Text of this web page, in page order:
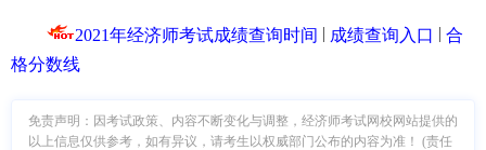
2021年经济师考试成绩查询时间 | 成绩查询入口 | 合
格分数线
免责声明：因考试政策、内容不断变化与调整，经济师考试网校网站提供的
以上信息仅供参考，如有异议，请考生以权威部门公布的内容为准！ (责任